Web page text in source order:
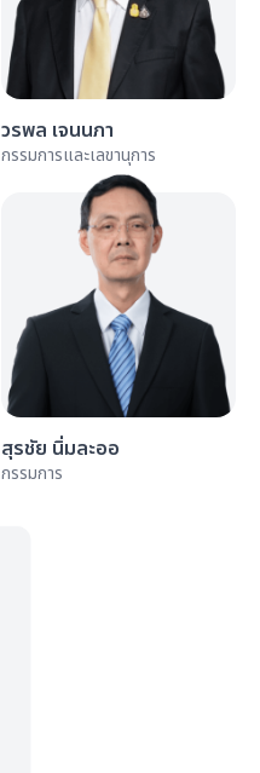
วรพล เจนนภา
กรรมการและเลขานุการ
สุรชัย นิ่มละออ
กรรมการ